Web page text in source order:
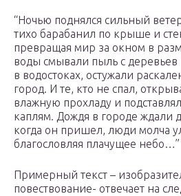
“Ночью поднялся сильный
тихо барабанил по крыше и
превращая мир за окном в
воды смывали пыль с деревьев
в водостоках, остужали
город. И те, кто не спал,
влажную прохладу и
каплям. Дождя в городе ждали
когда он пришел, люди молча
благословляя плачущее небо…”
Примерный текст –
повествование- отвечает на